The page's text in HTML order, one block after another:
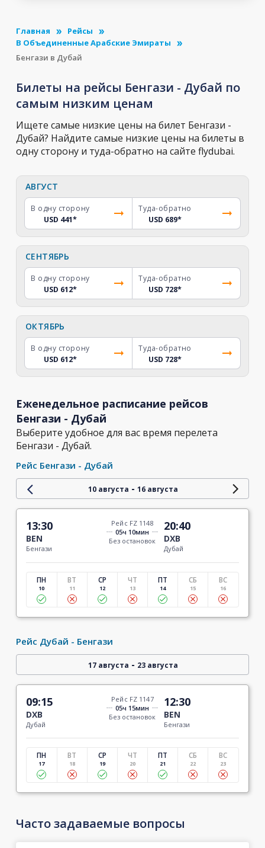
Главная
Рейсы
В Объединенные Арабские Эмираты
Бенгази в Дубай
Билеты на рейсы Бенгази - Дубай по
самым низким ценам
Ищете самые низкие цены на билет Бенгази -
Дубай? Найдите самые низкие цены на билеты в
одну сторону и туда-обратно на сайте flydubai.
АВГУСТ
В одну сторону
USD 441*
Туда-обратно
USD 689*
СЕНТЯБРЬ
В одну сторону
USD 612*
Туда-обратно
USD 728*
ОКТЯБРЬ
В одну сторону
USD 612*
Туда-обратно
USD 728*
Еженедельное расписание рейсов
Бенгази - Дубай
Выберите удобное для вас время перелета
Бенгази - Дубай.
Рейс Бенгази - Дубай
10 августа - 16 августа
13:30
BEN
Бенгази
Рейс FZ 1148
05ч 10мин
Без остановок
20:40
DXB
Дубай
ПН
10
ВТ
11
СР
12
ЧТ
13
ПТ
14
СБ
15
ВС
16
Рейс Дубай - Бенгази
17 августа - 23 августа
09:15
DXB
Дубай
Рейс FZ 1147
05ч 15мин
Без остановок
12:30
BEN
Бенгази
ПН
17
ВТ
18
СР
19
ЧТ
20
ПТ
21
СБ
22
ВС
23
Часто задаваемые вопросы